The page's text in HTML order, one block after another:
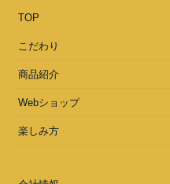
TOP
こだわり
商品紹介
Webショップ
楽しみ方